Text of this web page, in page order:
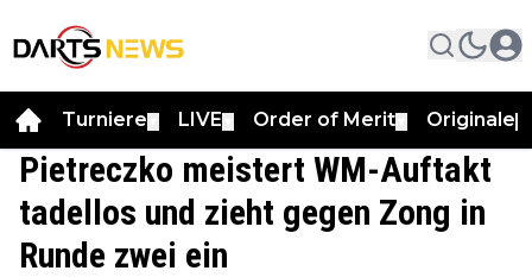
Turniere LIVE Order of Merit Originale
Pietreczko meistert WM-Auftakt
tadellos und zieht gegen Zong in
Runde zwei ein